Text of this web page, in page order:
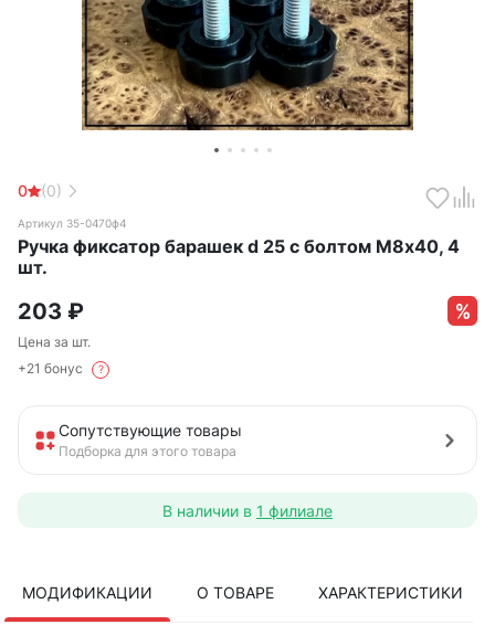
0 (0)
Артикул 35-0470ф4
Ручка фиксатор барашек d 25 с болтом М8х40, 4
шт.
203 ₽
Цена за шт.
+21 бонус
?
Сопутствующие товары
Подборка для этого товара
В наличии в 1 филиале
МОДИФИКАЦИИ О ТОВАРЕ ХАРАКТЕРИСТИКИ